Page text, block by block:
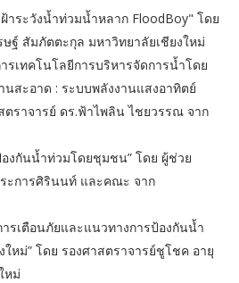
าระวังน้ำท่วมน้ำหลาก FloodBoy" โดย
ฐ์ สัมภัตตะกุล มหาวิทยาลัยเชียงใหม่
รเทคโนโลยีการบริหารจัดการน้ำโดย
สะอาด : ระบบพลังงานแสงอาทิตย์
ตราจารย์ ดร.ฟ้าไพลิน ไชยวรรณ จาก
งกันน้ำท่วมโดยชุมชน” โดย ผู้ช่วย
ะการศิรินนท์ และคณะ จาก
รเตือนภัยและแนวทางการป้องกันน้ำ
ใหม่” โดย รองศาสตราจารย์ชูโชค อายุ
หม่